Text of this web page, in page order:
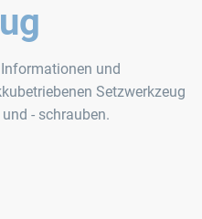
und
Setzwerkzeug
- schrauben.